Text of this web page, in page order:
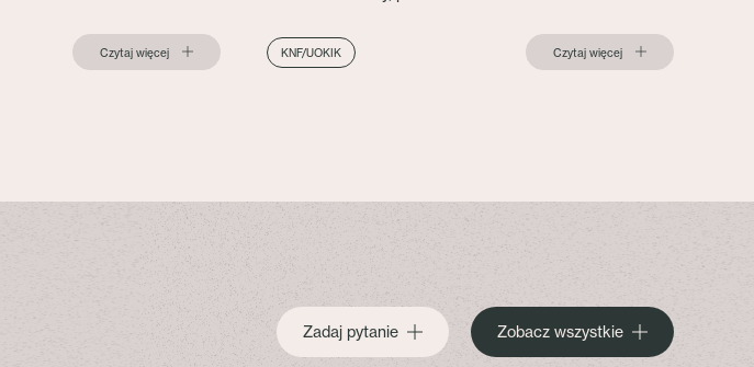
Czytaj więcej KNF/UOKIK Czytaj więcej
Zadaj pytanie Zobacz wszystkie